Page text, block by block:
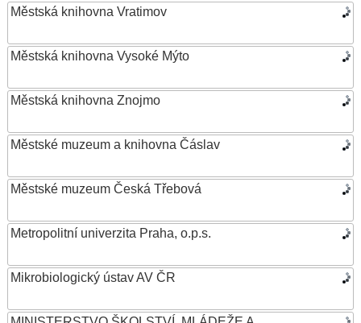
Městská knihovna Vratimov
Městská knihovna Vysoké Mýto
Městská knihovna Znojmo
Městské muzeum a knihovna Čáslav
Městské muzeum Česká Třebová
Metropolitní univerzita Praha, o.p.s.
Mikrobiologický ústav AV ČR